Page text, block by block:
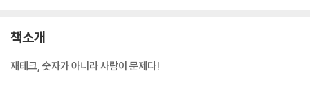
책소개
재테크, 숫자가 아니라 사람이 문제다!